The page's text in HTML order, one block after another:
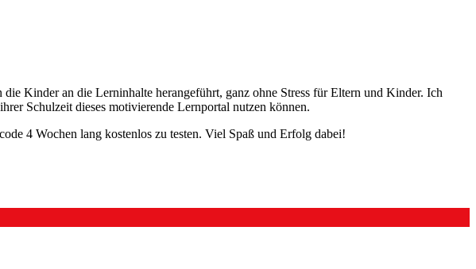
Kinder an die Lerninhalte herangeführt, ganz ohne Stress für Eltern und Kinder. Ich
Schulzeit dieses motivierende Lernportal nutzen können.
4 Wochen lang kostenlos zu testen. Viel Spaß und Erfolg dabei!